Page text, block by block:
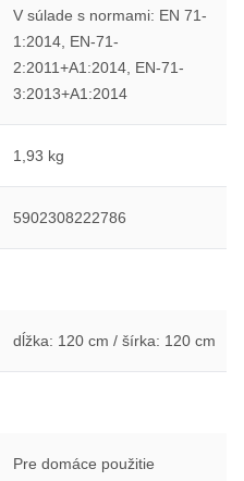
V súlade s normami: EN 71-
1:2014, EN-71-
2:2011+A1:2014, EN-71-
3:2013+A1:2014
1,93 kg
5902308222786
dĺžka: 120 cm / šírka: 120 cm
Pre domáce použitie